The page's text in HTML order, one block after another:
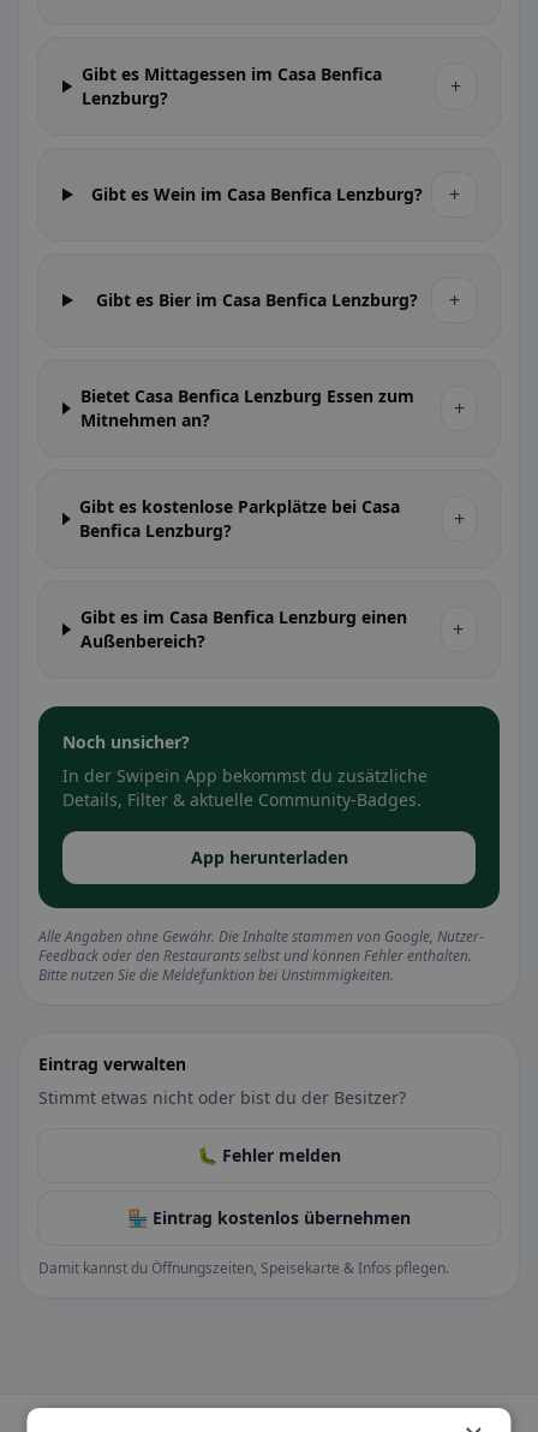
Gibt es Mittagessen im Casa Benfica
Lenzburg?
+
Gibt es Wein im Casa Benfica Lenzburg? +
Gibt es Bier im Casa Benfica Lenzburg? +
Bietet Casa Benfica Lenzburg Essen zum
Mitnehmen an?
+
Gibt es kostenlose Parkplätze bei Casa
Benfica Lenzburg?
+
Gibt es im Casa Benfica Lenzburg einen
Außenbereich?
+
Noch unsicher?
In der Swipein App bekommst du zusätzliche
Details, Filter & aktuelle Community-Badges.
App herunterladen
Alle Angaben ohne Gewähr. Die Inhalte stammen von Google, Nutzer-
Feedback oder den Restaurants selbst und können Fehler enthalten.
Bitte nutzen Sie die Meldefunktion bei Unstimmigkeiten.
Eintrag verwalten
Stimmt etwas nicht oder bist du der Besitzer?
🐛 Fehler melden
🏪 Eintrag kostenlos übernehmen
Damit kannst du Öffnungszeiten, Speisekarte & Infos pflegen.